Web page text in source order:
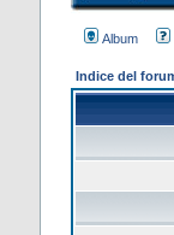
Album
Indice del